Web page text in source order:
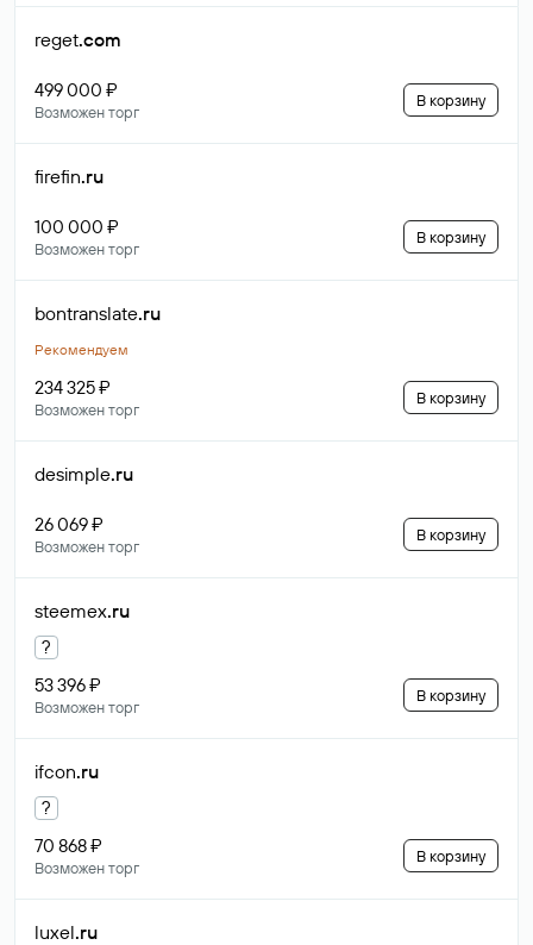
reget.com
499 000 ₽
Возможен торг
В корзину
firefin.ru
100 000 ₽
Возможен торг
В корзину
bontranslate.ru
Рекомендуем
234 325 ₽
Возможен торг
В корзину
desimple.ru
26 069 ₽
Возможен торг
В корзину
steemex.ru
?
53 396 ₽
Возможен торг
В корзину
ifcon.ru
?
70 868 ₽
Возможен торг
В корзину
luxel.ru